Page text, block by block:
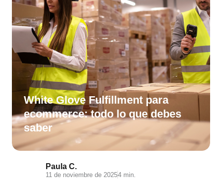
White Glove Fulfillment para
ecommerce: todo lo que debes
saber
Paula C.
11 de noviembre de 20254 min.